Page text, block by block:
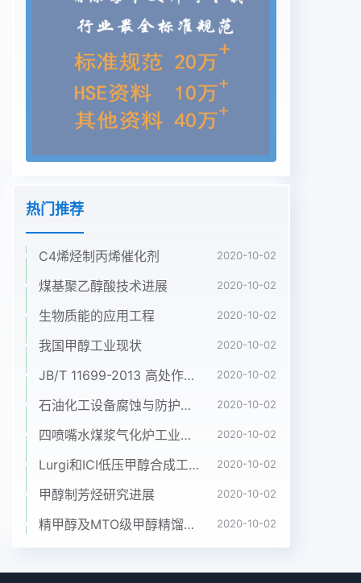
C0体积分数控制度、蒸汽管网压力稳定是调节变换
气水气比的基本条在18%-24%。因此,变换炉的操作
是调节甲醇合成H/C件比的重要手段。变换炉操作的
另一要点是避免炉温大幅度降低目前,变换炉的操作
主要靠控制入变换炉的汽气而低于催化剂起活温度。
由于自调阀卡或液位假指示比(即变换炉入口温度)进
行调节。兖矿鲁南化肥厂甲造成煤气水分离器带水或
者变换炉空速过大,人口温醇变换系统第一炉催化剂
换炉炉温大幅度下降,QCS-10耐硫变换催化剂,在甲
醇系统开车的过程中曾经出现过床层温度暴涨超过
煤化工收稿日期:2007-02-25CNMHG氨的来源主要
是作者简介:孙岩(1973-),男,1998年毕业于华东理工
学工程专业,工程师,主要从事甲醇生产及其下游产是
将净化系统变换气的冷凝液送到气化系统作为气品开
发工作化炉的补充用水。同时,水煤气中含有少量氮
气,经过2007年6月孙岩等:合成气制甲醇装置存在的
问题及解决措施变换系统时,在催化剂的作用下和气
体中的氢气反应水解槽;在脱硫系统,用NHD湿法和氧
氧化碳存在相结合,以保证脱碳系统不受硫污染;有机
硫在脱碳下,反应生成碳铵化合物,在温度较低时,就有
气的出。在变换系统的几个部位,都发生过铵盐结晶
收HS,21变换气分离器出口溶液自调阀、前后切断阀
热门推荐
C4烯烃制丙烯催化剂 2020-10-02
煤基聚乙醇酸技术进展 2020-10-02
生物质能的应用工程 2020-10-02
我国甲醇工业现状 2020-10-02
JB/T 11699-2013 高处作业吊篮安装、拆卸、使用技术规程 2020-10-02
石油化工设备腐蚀与防护参考书十本免费下载，绝版珍藏 2020-10-02
四喷嘴水煤浆气化炉工业应用情况简介 2020-10-02
Lurgi和ICI低压甲醇合成工艺比较 2020-10-02
甲醇制芳烃研究进展 2020-10-02
精甲醇及MTO级甲醇精馏工艺技术进展 2020-10-02